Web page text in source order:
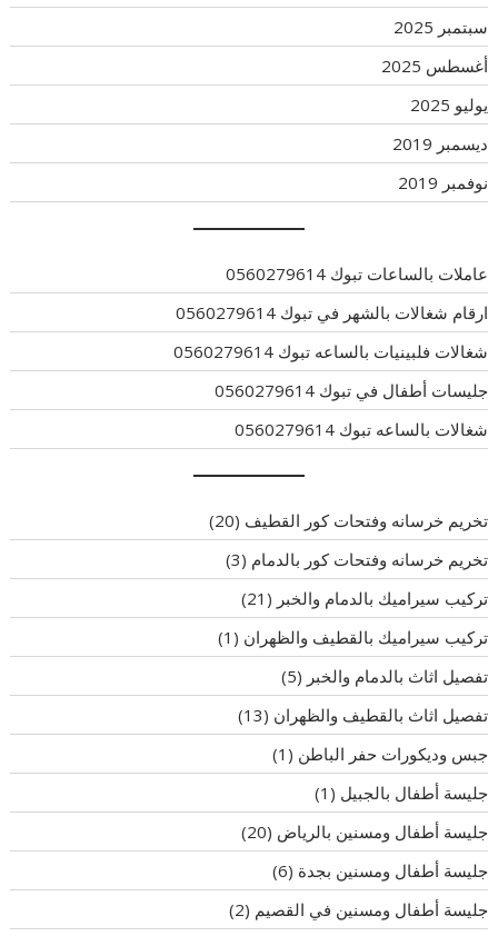
سبتمبر 2025
أغسطس 2025
يوليو 2025
ديسمبر 2019
نوفمبر 2019
عاملات بالساعات تبوك 0560279614
ارقام شغالات بالشهر في تبوك 0560279614
شغالات فلبينيات بالساعه تبوك 0560279614
جليسات أطفال في تبوك 0560279614
شغالات بالساعه تبوك 0560279614
تخريم خرسانه وفتحات كور القطيف (20)
تخريم خرسانه وفتحات كور بالدمام (3)
تركيب سيراميك بالدمام والخبر (21)
تركيب سيراميك بالقطيف والظهران (1)
تفصيل اثاث بالدمام والخبر (5)
تفصيل اثاث بالقطيف والظهران (13)
جبس وديكورات حفر الباطن (1)
جليسة أطفال بالجبيل (1)
جليسة أطفال ومسنين بالرياض (20)
جليسة أطفال ومسنين بجدة (6)
جليسة أطفال ومسنين في القصيم (2)